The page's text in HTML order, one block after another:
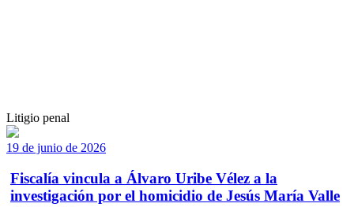
Litigio penal
19 de junio de 2026
Fiscalía vincula a Álvaro Uribe Vélez a la
investigación por el homicidio de Jesús María Valle